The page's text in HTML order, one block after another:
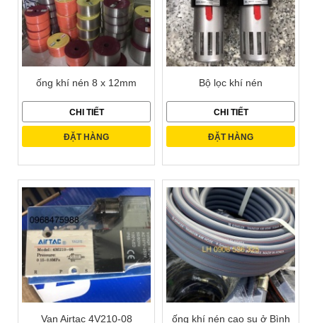
ống khí nén 8 x 12mm
CHI TIẾT
ĐẶT HÀNG
Bộ lọc khí nén
CHI TIẾT
ĐẶT HÀNG
Van Airtac 4V210-08
ống khí nén cao su ở Bình